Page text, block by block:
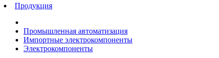
Продукция
Промышленная автоматизация
Импортные электрокомпоненты
Электрокомпоненты